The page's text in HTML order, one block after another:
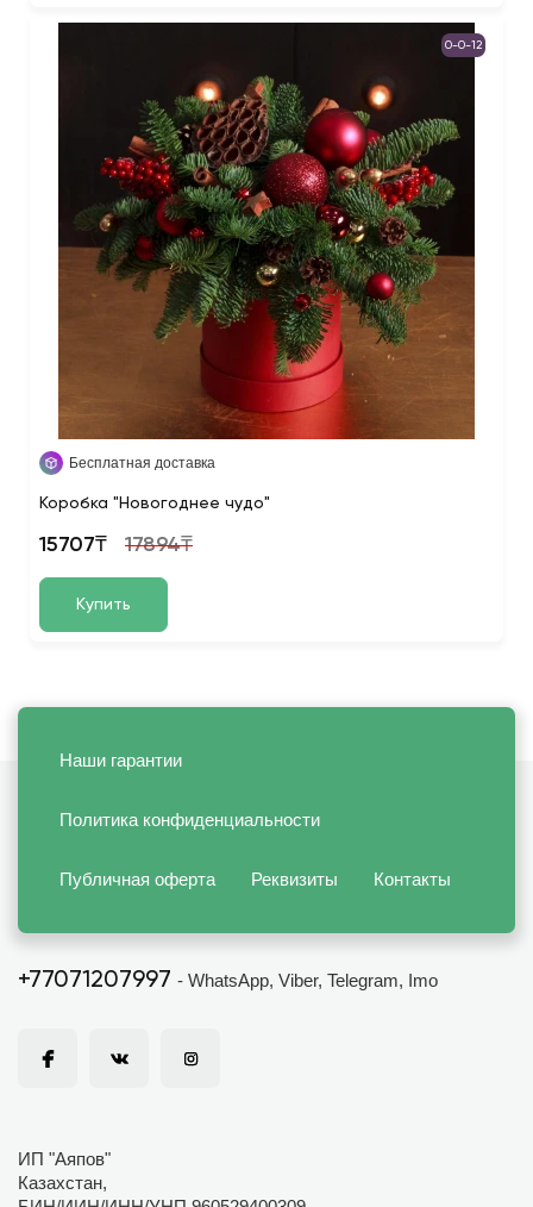
0-0-12
Бесплатная доставка
Коробка "Новогоднее чудо"
15707₸ 17894₸
Купить
Наши гарантии
Политика конфиденциальности
Публичная оферта Реквизиты Контакты
+77071207997 - WhatsApp, Viber, Telegram, Imo
ИП "Аяпов"
Казахстан,